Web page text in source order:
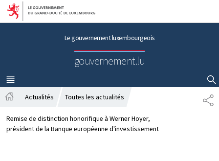
Aller au menu principal
Aller au contenu
Le gouvernement luxembourgeois
gouvernement.lu
MENU
PRINCIPAL
AFFICHER / MASQUER LA RECHERCHE
P
A
c
c
Actualités Toutes les actualités
Remise de distinction honorifique à Werner Hoyer,
président de la Banque européenne d'investissement